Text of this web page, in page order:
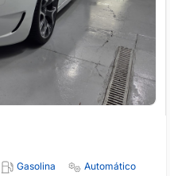
Gasolina
Automático